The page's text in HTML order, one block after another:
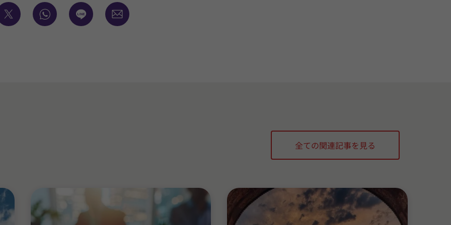
全ての関連記事を見る